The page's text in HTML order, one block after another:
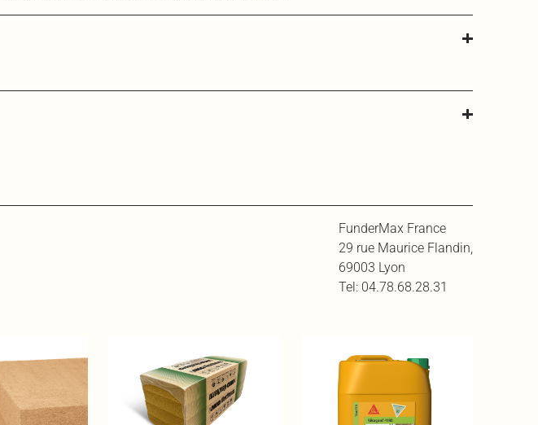
FunderMax France
29 rue Maurice Flandin,
69003 Lyon
Tel: 04.78.68.28.31